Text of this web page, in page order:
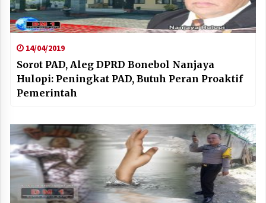
14/04/2019
Sorot PAD, Aleg DPRD Bonebol Nanjaya
Hulopi: Peningkat PAD, Butuh Peran Proaktif
Pemerintah